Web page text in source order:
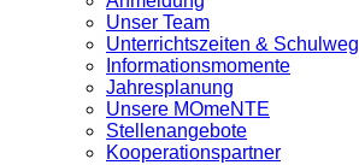
Unser Team
Unterrichtszeiten & Schulweg
Informationsmomente
Jahresplanung
Unsere MOmeNTE
Stellenangebote
Kooperationspartner